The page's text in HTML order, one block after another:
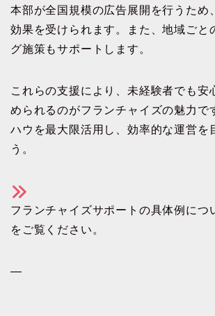
本部が全国規模の広告展開を行うため
効果を受けられます。また、地域ごと
グ施策もサポートします。
これらの支援により、未経験者でも安
められるのがフランチャイズの魅力で
ハウを最大限活用し、効率的な運営を
う。
フランチャイズサポートの具体例につ
をご覧ください。
—